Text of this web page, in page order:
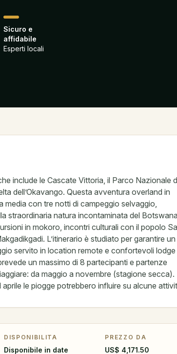
Sicuro e
affidabile
Esperti locali
include le Cascate Vittoria, il Parco Nazionale
dell’Okavango. Questa avventura overland in
con tre notti di campeggio selvaggio,
straordinaria natura incontaminata del
in mokoro, incontri culturali con il popolo
L’itinerario è studiato per garantire un
servito in location remote e confortevoli lodge
un massimo di 8 partecipanti e partenze
da maggio a novembre (stagione secca).
le piogge potrebbero influire su alcune
DISPONIBILITA
Disponibile in date
PREZZO DA
US$ 4,171.50